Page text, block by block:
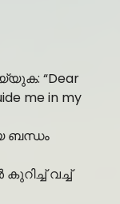
“Dear
me in my
ബന്ധം
വച്ച്